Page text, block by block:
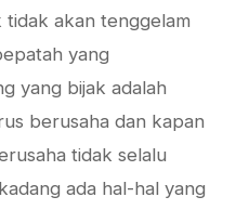
akan tenggelam
yang
yang bijak adalah
berusaha dan kapan
tidak selalu
ada hal-hal yang